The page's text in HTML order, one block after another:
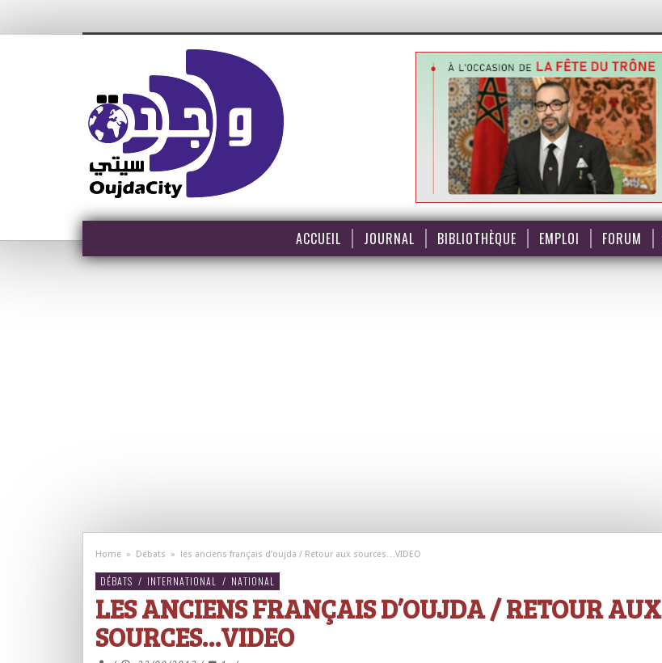
ACCUEIL JOURNAL BIBLIOTHÈQUE EMPLOI FORUM
Home » Débats » les anciens français d’oujda / Retour aux sources…VIDEO
DÉBATS / INTERNATIONAL / NATIONAL
LES ANCIENS FRANÇAIS D’OUJDA / RETOUR AUX
SOURCES…VIDEO